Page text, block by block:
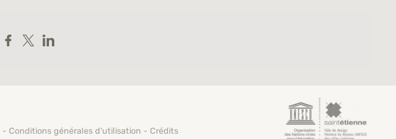
Partager sur Facebook
Partager sur XPartager sur LinkedIn
- Conditions générales d'utilisation - Crédits
Saint-Étienne,